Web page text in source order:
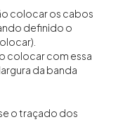
colocar os cabos
definido o
colocar com essa
da banda
o traçado dos